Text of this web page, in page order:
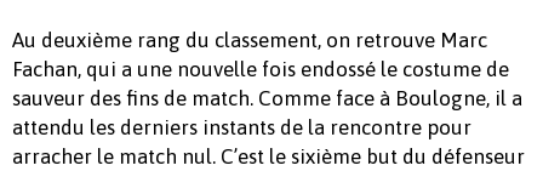
Au deuxième rang du classement, on retrouve Marc
Fachan, qui a une nouvelle fois endossé le costume de
sauveur des fins de match. Comme face à Boulogne, il a
attendu les derniers instants de la rencontre pour
arracher le match nul. C’est le sixième but du défenseur